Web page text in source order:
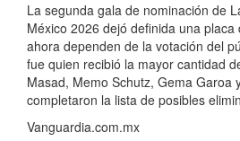
La segunda gala de nominación de
México 2026 dejó definida una
ahora dependen de la votación del
fue quien recibió la mayor cantidad
Masad, Memo Schutz, Gema Garoa
completaron la lista de posibles
Vanguardia.com.mx